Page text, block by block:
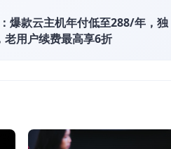
爆款云主机年付低至288/年，独
老用户续费最高享6折